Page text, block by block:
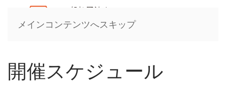
メインコンテンツへスキップ
開催スケジュール